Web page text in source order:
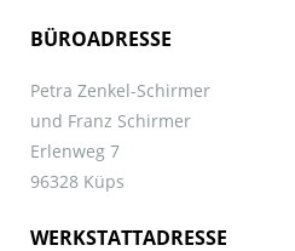
BÜROADRESSE
Petra Zenkel-Schirmer
und Franz Schirmer
Erlenweg 7
96328 Küps
WERKSTATTADRESSE